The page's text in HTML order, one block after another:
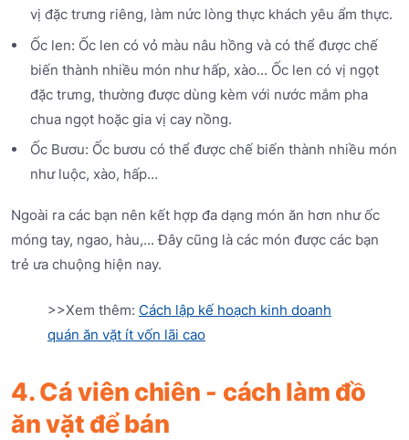
vị đặc trưng riêng, làm nức lòng thực khách yêu ẩm thực.
Ốc len: Ốc len có vỏ màu nâu hồng và có thể được chế
biến thành nhiều món như hấp, xào... Ốc len có vị ngọt
đặc trưng, thường được dùng kèm với nước mắm pha
chua ngọt hoặc gia vị cay nồng.
Ốc Bươu: Ốc bươu có thể được chế biến thành nhiều món
như luộc, xào, hấp…
Ngoài ra các bạn nên kết hợp đa dạng món ăn hơn như ốc
móng tay, ngao, hàu,... Đây cũng là các món được các bạn
trẻ ưa chuộng hiện nay.
>>Xem thêm: Cách lập kế hoạch kinh doanh
quán ăn vặt ít vốn lãi cao
4. Cá viên chiên - cách làm đồ
ăn vặt để bán